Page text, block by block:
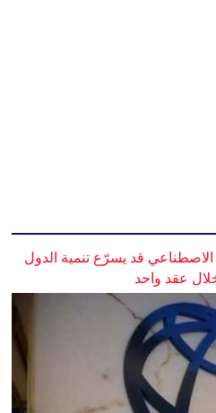
الاصطناعي قد يسرّع تنمية الدول
خلال عقد واحد